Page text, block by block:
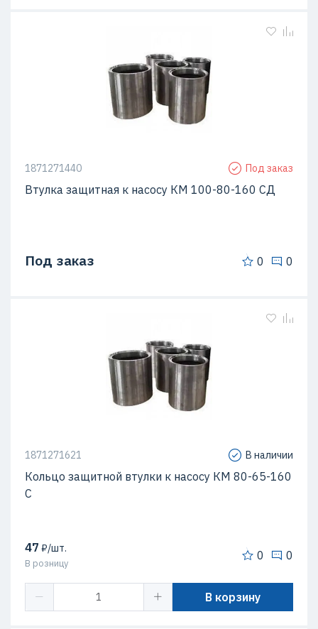
1871271440 Под заказ
Втулка защитная к насосу КМ 100-80-160 СД
Под заказ 0 0
1871271621 В наличии
Кольцо защитной втулки к насосу КМ 80-65-160
С
47 ₽/шт.
В розницу
0 0
В корзину